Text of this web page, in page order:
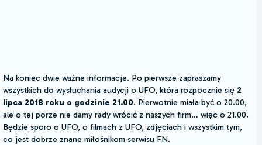
Na koniec dwie ważne informacje. Po pierwsze zapraszamy
wszystkich do wysłuchania audycji o UFO, która rozpocznie się 2
lipca 2018 roku o godzinie 21.00. Pierwotnie miała być o 20.00,
ale o tej porze nie damy rady wrócić z naszych firm… więc o 21.00.
Będzie sporo o UFO, o filmach z UFO, zdjęciach i wszystkim tym,
co jest dobrze znane miłośnikom serwisu FN.